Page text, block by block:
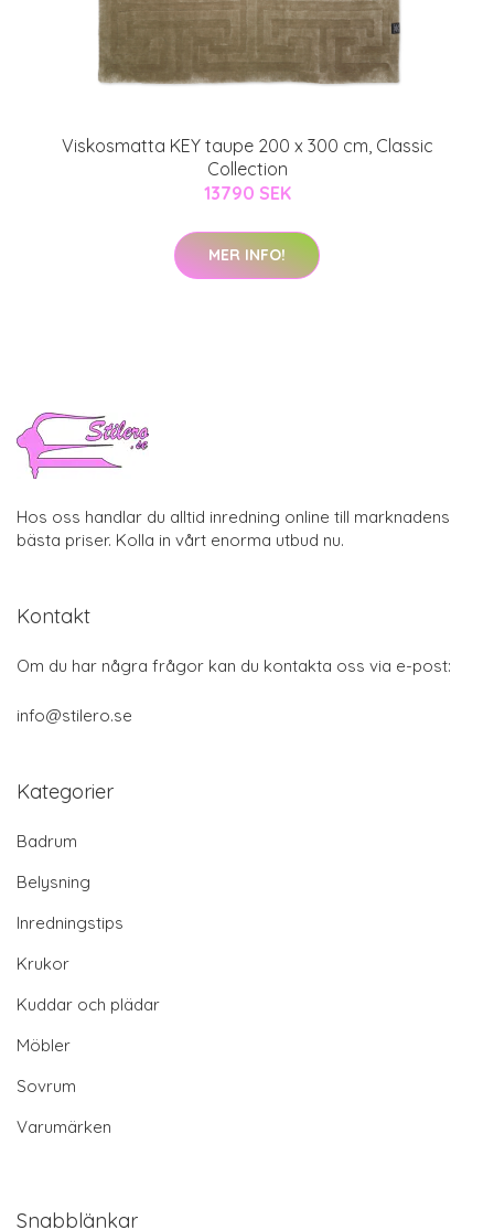
Viskosmatta KEY taupe 200 x 300 cm, Classic
Collection
13790 SEK
MER INFO!
Hos oss handlar du alltid inredning online till marknadens
bästa priser. Kolla in vårt enorma utbud nu.
Kontakt
Om du har några frågor kan du kontakta oss via e-post:
info@stilero.se
Kategorier
Badrum
Belysning
Inredningstips
Krukor
Kuddar och plädar
Möbler
Sovrum
Varumärken
Snabblänkar